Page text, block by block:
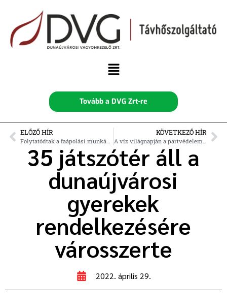
Tovább a DVG Zrt-re
ELŐZŐ HÍR
Folytatódtak a faápolási munkák, a cél egy örökerdő létrehozása
KÖVETKEZŐ HÍR
A víz világnapján a partvédelemről
35 játszótér áll a
dunaújvárosi
gyerekek
rendelkezésére
városszerte
2022. április 29.